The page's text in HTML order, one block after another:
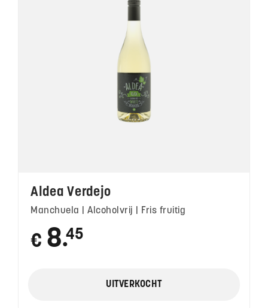
Aldea Verdejo
Manchuela | Alcoholvrij | Fris fruitig
€ 8●
45
UITVERKOCHT